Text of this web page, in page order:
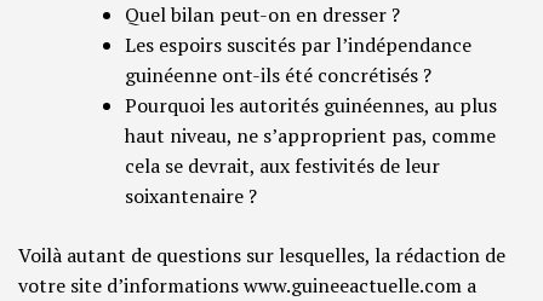
Quel bilan peut-on en dresser ?
Les espoirs suscités par l’indépendance
guinéenne ont-ils été concrétisés ?
Pourquoi les autorités guinéennes, au plus
haut niveau, ne s’approprient pas, comme
cela se devrait, aux festivités de leur
soixantenaire ?
Voilà autant de questions sur lesquelles, la rédaction de
votre site d’informations www.guineeactuelle.com a